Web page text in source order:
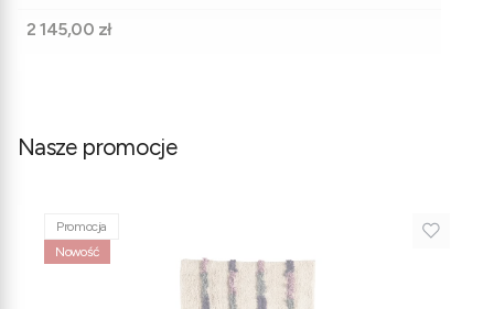
Cena
2 145,00 zł
Nasze promocje
Promocja
Nowość